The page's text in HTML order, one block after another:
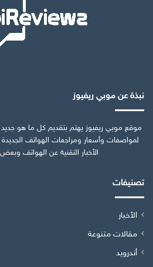
نبذة عن موبي ريفيوز
موقع موبي ريفيوز يهتم بتقديم كل ما هو
لمواصفات وأسعار ومراجعات الهواتف
الأخبار التقنية عن الهواتف
تصنيفات
الأخبار
مقالات متنوعة
أندرويد